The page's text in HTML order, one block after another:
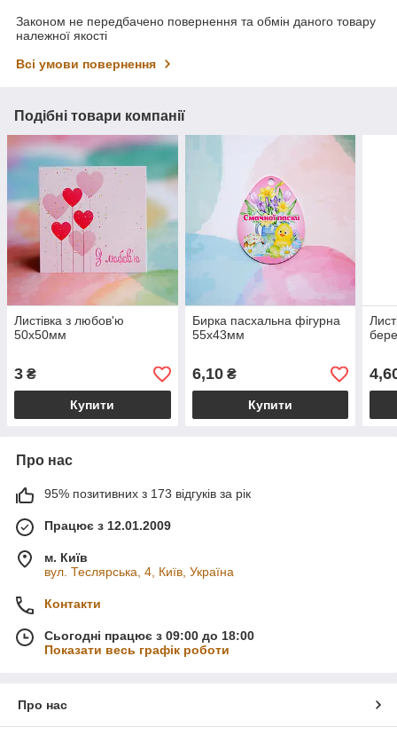
Законом не передбачено повернення та обмін даного товару
належної якості
Всі умови повернення
Подібні товари компанії
Листівка з любов'ю
50х50мм
3 ₴
Купити
Бирка пасхальна фігурна
55х43мм
6,10₴
Купити
Про нас
95% позитивних з 173 відгуків за рік
Працює з 12.01.2009
м. Київ
вул. Теслярська, 4, Київ, Україна
Контакти
Сьогодні працює з 09:00 до 18:00
Показати весь графік роботи
Про нас